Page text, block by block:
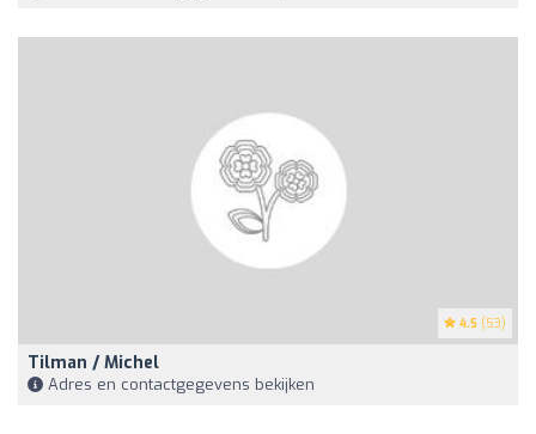
4.5 (53)
Tilman / Michel
Adres en contactgegevens bekijken